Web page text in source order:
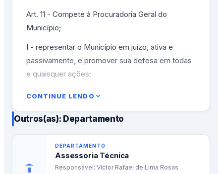
Art. 11 - Compete à Procuradoria Geral do
Município;
I - representar o Município em juízo, ativa e
passivamente, e promover sua defesa em todas
e quaisquer ações;
II - promover a cobrança judicial e extrajudicial da
III - elaborar informações a serem prestadas
mandados de segurança ou mandados de
injunção;
CONTINUE LENDO
Outros(as): Departamento
DEPARTAMENTO
Assessoria Técnica
Responsável: Victor Rafael de Lima Rosas